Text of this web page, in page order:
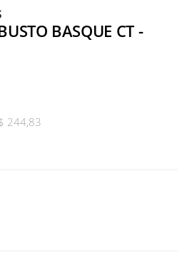
BASQUE CT -
244,83